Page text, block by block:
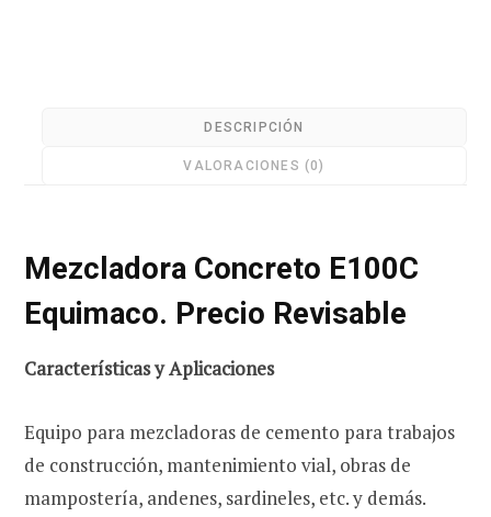
DESCRIPCIÓN
VALORACIONES (0)
Mezcladora Concreto E100C
Equimaco. Precio Revisable
Características y Aplicaciones
Equipo para mezcladoras de cemento para trabajos
de construcción, mantenimiento vial, obras de
mampostería, andenes, sardineles, etc. y demás.